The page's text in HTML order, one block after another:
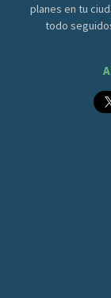
planes en tu
todo